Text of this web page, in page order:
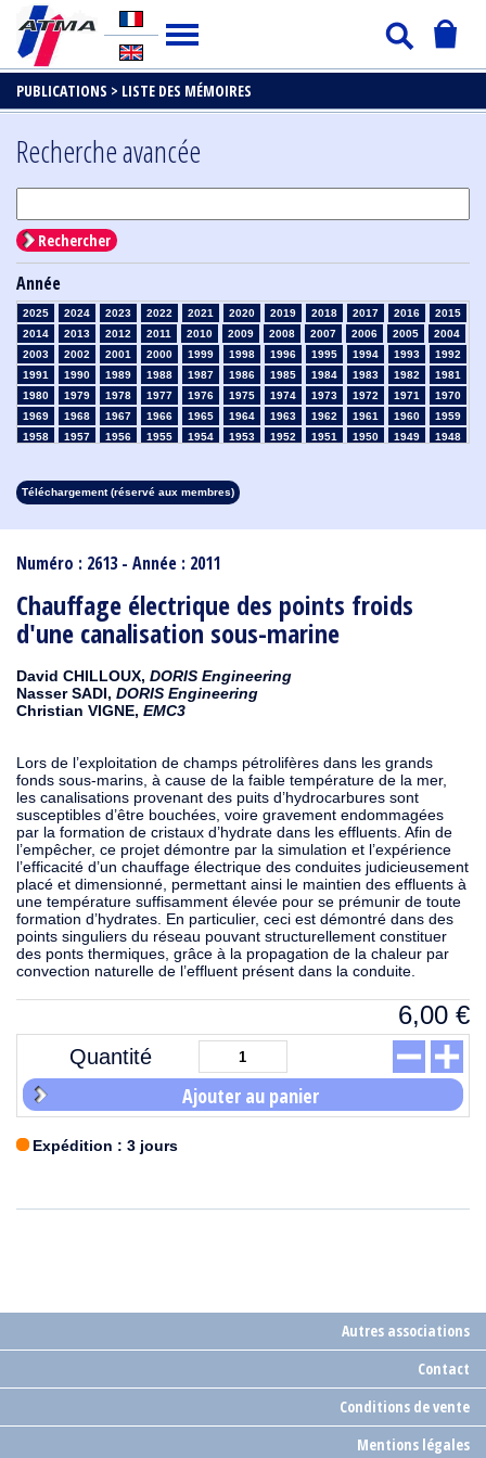
PUBLICATIONS > LISTE DES MÉMOIRES
Numéro : 2613 - Année : 2011
Chauffage électrique des points froids
d'une canalisation sous-marine
David CHILLOUX, DORIS Engineering
Nasser SADI, DORIS Engineering
Christian VIGNE, EMC3
Lors de l’exploitation de champs pétrolifères dans les grands
fonds sous-marins, à cause de la faible température de la mer,
les canalisations provenant des puits d’hydrocarbures sont
susceptibles d’être bouchées, voire gravement endommagées
par la formation de cristaux d’hydrate dans les effluents. Afin de
l’empêcher, ce projet démontre par la simulation et l’expérience
l’efficacité d’un chauffage électrique des conduites judicieusement
placé et dimensionné, permettant ainsi le maintien des effluents à
une température suffisamment élevée pour se prémunir de toute
formation d’hydrates. En particulier, ceci est démontré dans des
points singuliers du réseau pouvant structurellement constituer
des ponts thermiques, grâce à la propagation de la chaleur par
convection naturelle de l’effluent présent dans la conduite.
6,00 €
Quantité
Ajouter au panier
Expédition : 3 jours
Recherche avancée
Rechercher
Année
2025 2024 2023 2022 2021 2020 2019 2018 2017 2016
2015
2014
2013 2012 2011 2010 2009 2008 2007 2006 2005
2004
2003
2002 2001 2000 1999 1998 1996 1995 1994 1993
1992
1991
1990 1989 1988 1987 1986 1985 1984 1983 1982
1981
1980
1979 1978 1977 1976 1975 1974 1973 1972 1971
1970
1969
1968 1967 1966 1965 1964 1963 1962 1961 1960
1959
1958
1957 1956 1955 1954 1953 1952 1951 1950 1949
1948
1913
1912 1911 1910 1909 1908
Téléchargement (réservé aux membres)
Autres associations
Contact
Conditions de vente
Mentions légales